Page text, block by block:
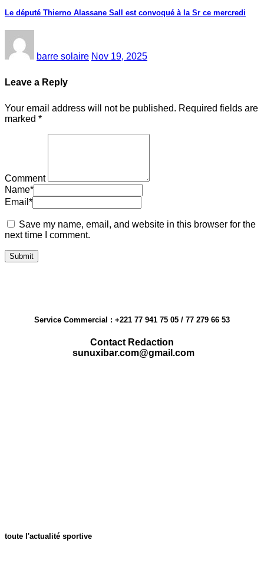
Le député Thierno Alassane Sall est convoqué à la Sr ce mercredi
barre solaire Nov 19, 2025
Leave a Reply
Your email address will not be published. Required fields are
marked *
Comment
Name*
Email *
Save my name, email, and website in this browser for the
next time I comment.
Service Commercial : +221 77 941 75 05 / 77 279 66 53
Contact Redaction
sunuxibar.com@gmail.com
toute l'actualité sportive